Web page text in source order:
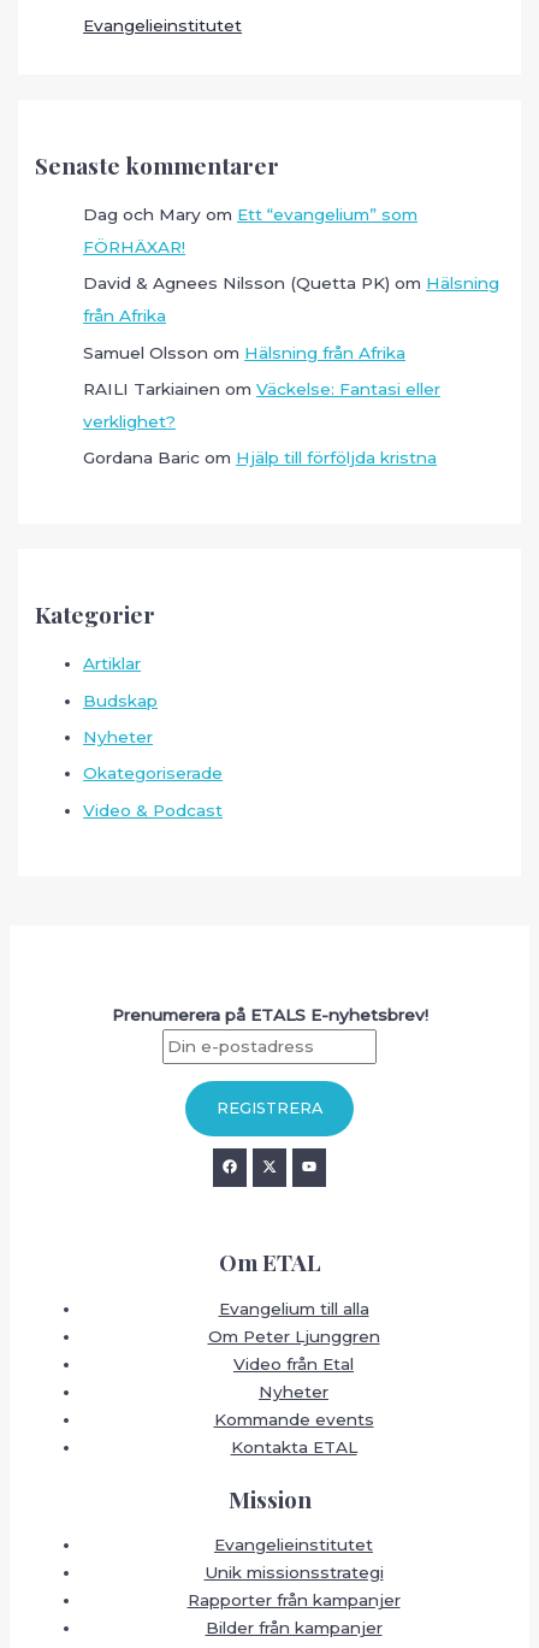
Evangelieinstitutet
Senaste kommentarer
Dag och Mary om Ett “evangelium” som
FÖRHÄXAR!
David & Agnees Nilsson (Quetta PK) om Hälsning
från Afrika
Samuel Olsson om Hälsning från Afrika
RAILI Tarkiainen omVäckelse: Fantasi eller
verklighet?
Gordana Baric om Hjälp till förföljda kristna
Kategorier
Artiklar
Budskap
Nyheter
Okategoriserade
Video & Podcast
Prenumerera på ETALS E-nyhetsbrev!
Om ETAL
Evangelium till alla
Om Peter Ljunggren
Video från Etal
Nyheter
Kommande events
Kontakta ETAL
Mission
Evangelieinstitutet
Unik missionsstrategi
Rapporter från kampanjer
Bilder från kampanjer